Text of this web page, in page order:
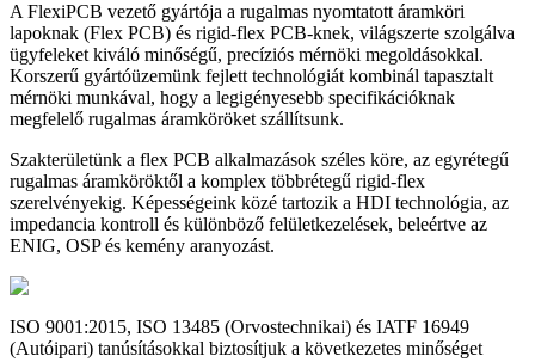
A FlexiPCB vezető gyártója a rugalmas nyomtatott áramköri
lapoknak (Flex PCB) és rigid-flex PCB-knek, világszerte szolgálva
ügyfeleket kiváló minőségű, precíziós mérnöki megoldásokkal.
Korszerű gyártóüzemünk fejlett technológiát kombinál tapasztalt
mérnöki munkával, hogy a legigényesebb specifikációknak
megfelelő rugalmas áramköröket szállítsunk.
Szakterületünk a flex PCB alkalmazások széles köre, az egyrétegű
rugalmas áramköröktől a komplex többrétegű rigid-flex
szerelvényekig. Képességeink közé tartozik a HDI technológia, az
impedancia kontroll és különböző felületkezelések, beleértve az
ENIG, OSP és kemény aranyozást.
ISO 9001:2015, ISO 13485 (Orvostechnikai) és IATF 16949
(Autóipari) tanúsításokkal biztosítjuk a következetes minőséget